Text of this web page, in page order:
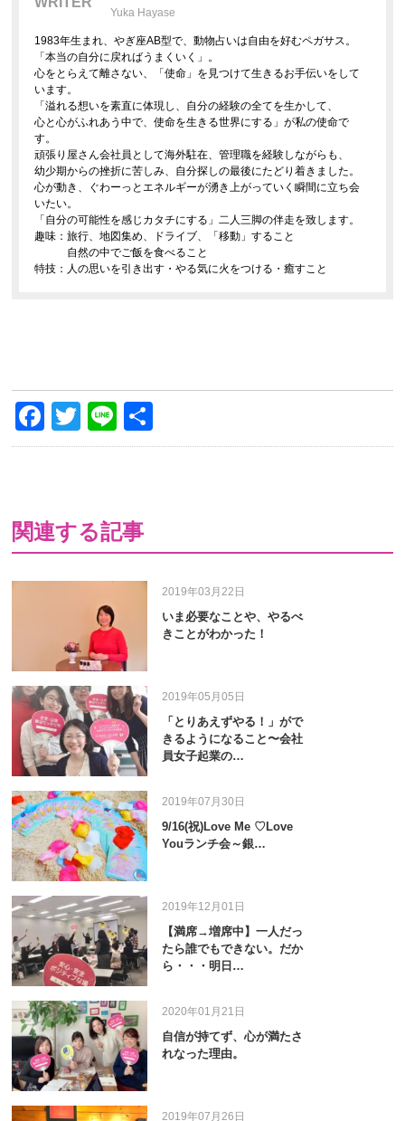
Yuka Hayase
1983年生まれ、やぎ座AB型で、動物占いは自由を好むペガサス。
「本当の自分に戻ればうまくいく」。
心をとらえて離さない、「使命」を見つけて生きるお手伝いをして
います。
「溢れる想いを素直に体現し、自分の経験の全てを生かして、
心と心がふれあう中で、使命を生きる世界にする」が私の使命で
す。
頑張り屋さん会社員として海外駐在、管理職を経験しながらも、
幼少期からの挫折に苦しみ、自分探しの最後にたどり着きました。
心が動き、ぐわーっとエネルギーが湧き上がっていく瞬間に立ち会
いたい。
「自分の可能性を感じカタチにする」二人三脚の伴走を致します。
趣味：旅行、地図集め、ドライブ、「移動」すること
自然の中でご飯を食べること
特技：人の思いを引き出す・やる気に火をつける・癒すこと
Facebook
Twitter
Line
有
関連する記事
2019年03月22日
いま必要なことや、やるべ
きことがわかった！
2019年05月05日
「とりあえずやる！」がで
きるようになること〜会社
員女子起業の…
2019年07月30日
9/16(祝)Love Me ♡Love
Youランチ会～銀…
2019年12月01日
【満席→増席中】一人だっ
たら誰でもできない。だか
ら・・・明日…
2020年01月21日
自信が持てず、心が満たさ
れなった理由。
2019年07月26日